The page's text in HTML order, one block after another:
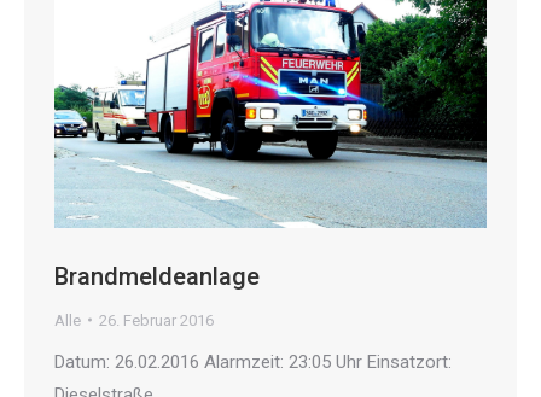
Brandmeldeanlage
Alle 26. Februar 2016
Datum: 26.02.2016 Alarmzeit: 23:05 Uhr Einsatzort: